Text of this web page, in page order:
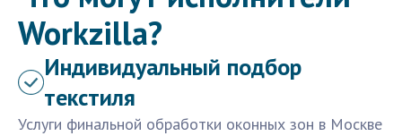
Workzilla?
Индивидуальный подбор
текстиля
Услуги финальной обработки оконных зон в Москве